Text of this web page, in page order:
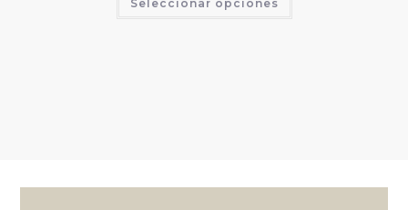
Seleccionar opciones